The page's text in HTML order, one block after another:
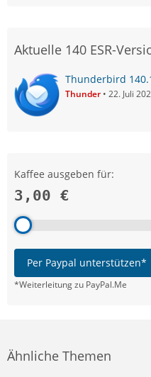
Aktuelle 140 ESR-
Thunderbird
Thunder 22. Juli
Kaffee ausgeben für:
3,00 €
Per Paypal unterstützen*
*Weiterleitung zu PayPal.Me
Ähnliche Themen